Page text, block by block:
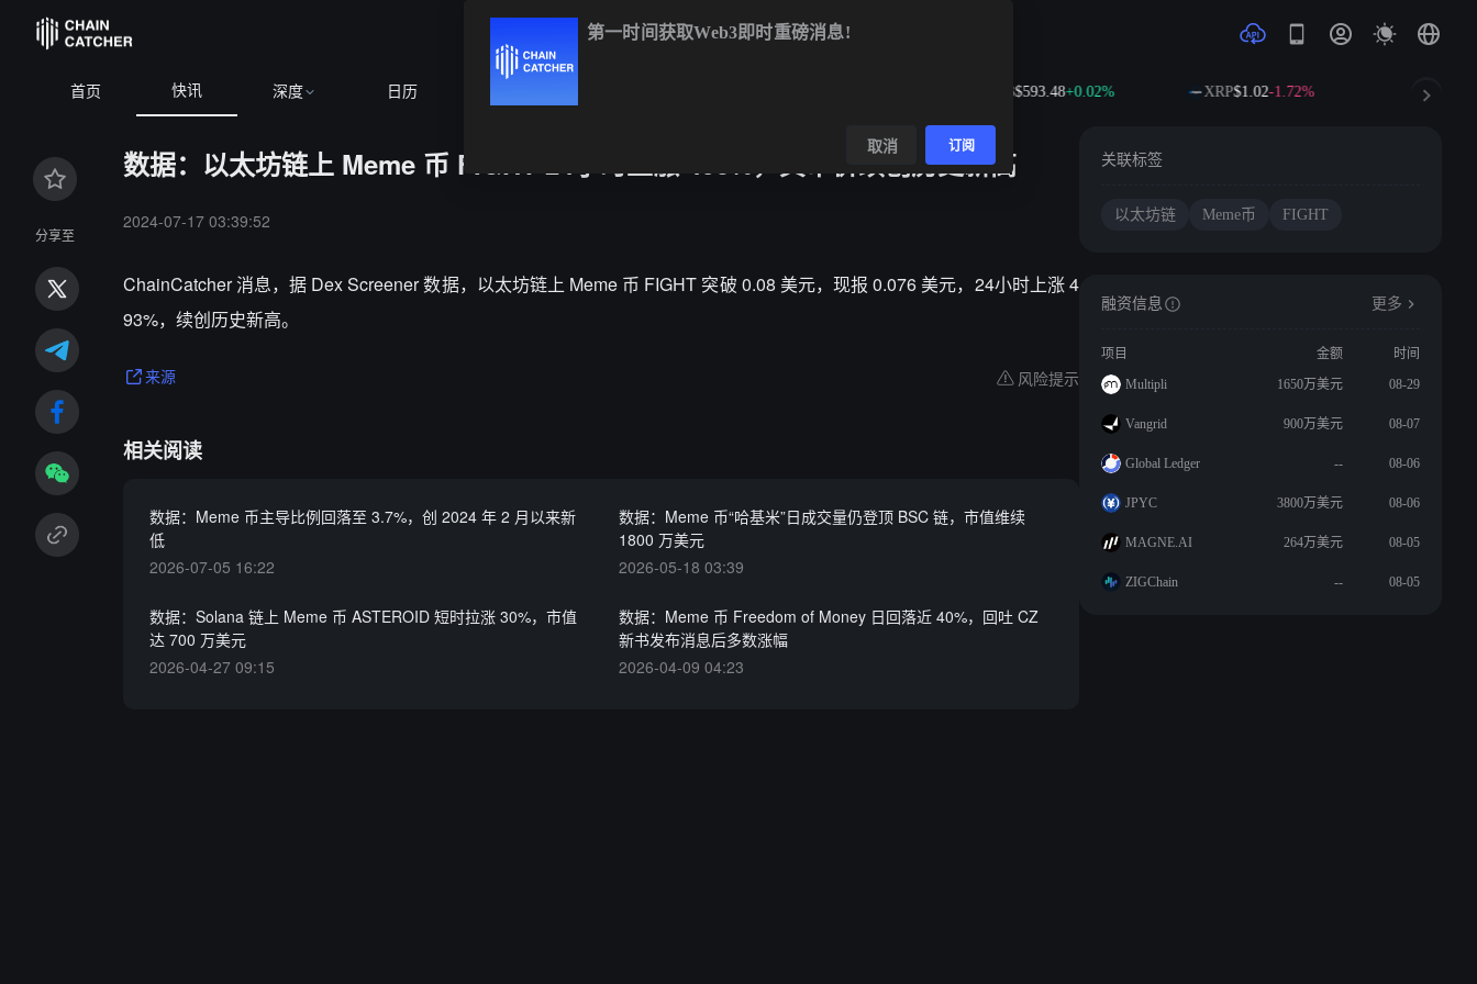
首页 快讯 深度 日历 $593.48+0.02% XRP$1.02-1.72% SOL
分享至
数据：以太坊链上 Meme 币 FIGHT 24小时上涨 493%，其币价续创历史新高
2024-07-17 03:39:52
ChainCatcher 消息，据 Dex Screener 数据，以太坊链上 Meme 币 FIGHT 突破 0.08 美元，现报 0.076 美元，24小时上涨 4
93%，续创历史新高。
来源 风险提示
相关阅读
数据：Meme 币主导比例回落至 3.7%，创 2024 年 2 月以来新
低
2026-07-05 16:22
数据：Meme 币“哈基米”日成交量仍登顶 BSC 链，市值维续
1800 万美元
2026-05-18 03:39
数据：Solana 链上 Meme 币 ASTEROID 短时拉涨 30%，市值
达 700 万美元
2026-04-27 09:15
数据：Meme 币 Freedom of Money 日回落近 40%，回吐 CZ
新书发布消息后多数涨幅
2026-04-09 04:23
关联标签
以太坊链 Meme币 FIGHT
融资信息 更多
项目 金额
时间
Multipli
1650万美元 08-29
Vangrid 900万美元 08-07
Global Ledger -- 08-06
JPYC 3800万美元 08-06
MAGNE.AI 264万美元 08-05
ZIGChain -- 08-05
第一时间获取Web3即时重磅消息!
取消 订阅